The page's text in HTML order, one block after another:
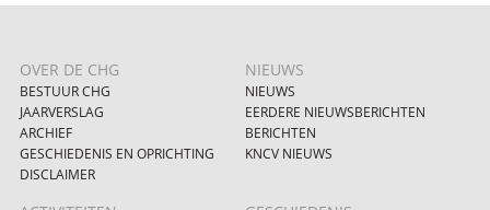
OVER DE CHG
BESTUUR CHG
JAARVERSLAG
ARCHIEF
GESCHIEDENIS EN OPRICHTING
DISCLAIMER
NIEUWS
NIEUWS
EERDERE NIEUWSBERICHTEN
BERICHTEN
KNCV NIEUWS